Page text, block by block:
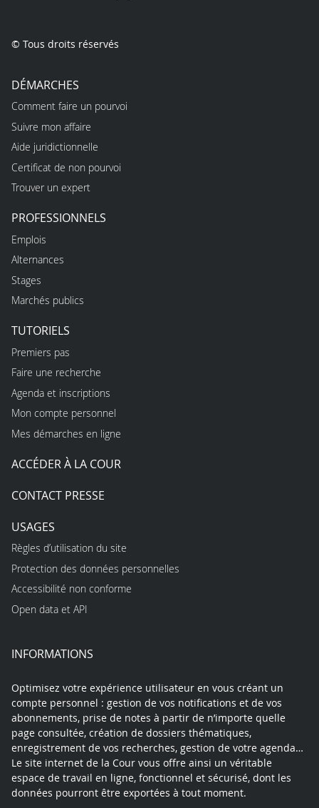
© Tous droits réservés
DÉMARCHES
Comment faire un pourvoi
Suivre mon affaire
Aide juridictionnelle
Certificat de non pourvoi
Trouver un expert
PROFESSIONNELS
Emplois
Alternances
Stages
Marchés publics
TUTORIELS
Premiers pas
Faire une recherche
Agenda et inscriptions
Mon compte personnel
Mes démarches en ligne
ACCÉDER À LA COUR
CONTACT PRESSE
USAGES
Règles d’utilisation du site
Protection des données personnelles
Accessibilité non conforme
Open data et API
INFORMATIONS
Optimisez votre expérience utilisateur en vous créant un
compte personnel : gestion de vos notifications et de vos
abonnements, prise de notes à partir de n’importe quelle
page consultée, création de dossiers thématiques,
enregistrement de vos recherches, gestion de votre agenda…
Le site internet de la Cour vous offre ainsi un véritable
espace de travail en ligne, fonctionnel et sécurisé, dont les
données pourront être exportées à tout moment.